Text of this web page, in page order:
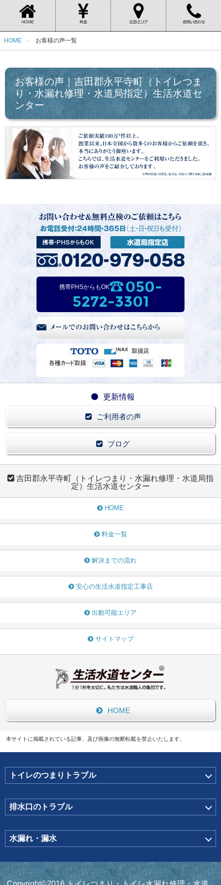
HOME お客様の声一覧
お客様の声｜吉田郡永平寺町（トイレつま
り・水漏れ修理・水道局指定）生活水道セ
ンター
携帯PHSからもOK
050-
5272-3301
更新情報
ご利用者の声
ブログ
吉田郡永平寺町（トイレつまり・水漏れ修理・水道局指
定）生活水道センター
HOME
料金一覧
解決までの流れ
安心の生活水道指定工事店
出動可能エリア
サイトマップ
HOME
本サイトに掲載されている記事、及び画像の無断転載を禁止いたします。
トイレのつまりトラブル
排水口のトラブル
水漏れ・漏水